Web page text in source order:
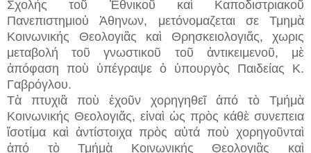
Σχολής τοῦ Ἐθνικοῦ καὶ Καποδιστριακοῦ
Πανεπιστημιοὐ Ἀθηνων, μετόνομαζεται σε Τμημὰ
Κοινωνικής Θεολογιἂς καὶ Θρησκειολογιἄς, χωρις
μεταβολή τοῦ γνωστικοῦ τοῦ ἀντικειμενοῦ, μὲ
ἀπόφαση ποὺ ὑπέγραψε ὁ ὑπουργὸς Παιδείας Κ.
Γαβρόγλου.
Τὰ πτυχιἃ ποὺ ἐχοῦν χορηγηθεῖ ἀπό τὸ Τμήμὰ
Κοινωνικής Θεολογιἄς, εἰναὶ ὡς πρὸς κάθὲ συνεπεια
ἴσοτίμα καὶ ἀντίστοιχα πρὸς αὐτά ποὺ χορηγοῦνταὶ
ἀπό τὸ Τμήμὰ Κοινωνικής Θεολογιἂς καὶ